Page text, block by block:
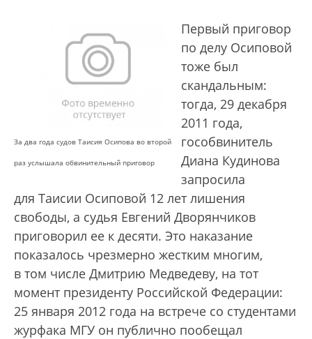
За два года судов Таисия Осипова во второй
раз услышала обвинительный приговор
Первый приговор
по делу Осиповой
тоже был
скандальным:
тогда, 29 декабря
2011 года,
гособвинитель
Диана Кудинова
запросила
для Таисии Осиповой 12 лет лишения
свободы, а судья Евгений Дворянчиков
приговорил ее к десяти. Это наказание
показалось чрезмерно жестким многим,
в том числе Дмитрию Медведеву, на тот
момент президенту Российской Федерации:
25 января 2012 года на встрече со студентами
журфака МГУ он публично пообещал